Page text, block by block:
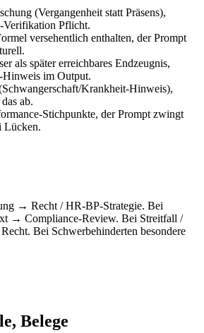
(Vergangenheit statt Präsens),
Verifikation Pflicht.
versehentlich enthalten, der Prompt
als später erreichbares Endzeugnis,
im Output.
Krankheit-Hinweis),
ab.
Stichpunkte, der Prompt zwingt
→ Recht / HR-BP-Strategie. Bei
→ Compliance-Review. Bei Streitfall /
Bei Schwerbehinderten besondere
Belege